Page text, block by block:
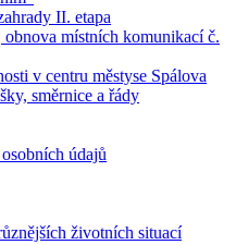
II. etapa
obnova místních komunikací č.
v centru městyse Spálova
směrnice a řády
údajů
životních situací